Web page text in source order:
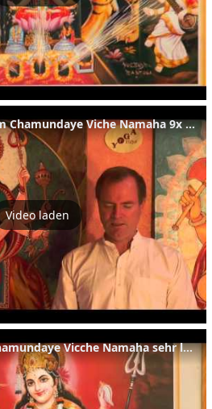
608 Om Aim Hrim Klim Chamundaye Viche Namaha 9x langsam
Video laden
Om Aim Hrim Klim Chamundaye Vicche Namaha sehr langsame Japa Mantra Rezitation